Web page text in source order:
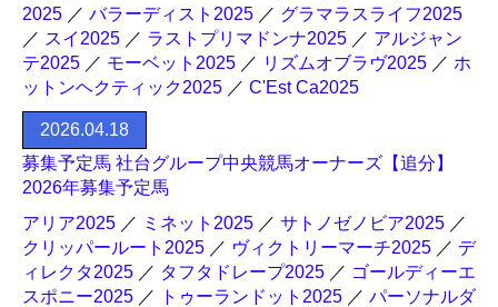
2025 ／ バラーディスト2025 ／ グラマラスライフ2025
／ スイ2025 ／ ラストプリマドンナ2025 ／ アルジャン
テ2025 ／ モーベット2025 ／ リズムオブラヴ2025 ／ ホ
ットンヘクティック2025 ／ C'Est Ca2025
2026.04.18
募集予定馬 社台グループ中央競馬オーナーズ【追分】
2026年募集予定馬
アリア2025 ／ ミネット2025 ／ サトノゼノビア2025 ／
クリッパールート2025 ／ ヴィクトリーマーチ2025 ／ デ
ィレクタ2025 ／ タフタドレープ2025 ／ ゴールディーエ
スポニー2025 ／ トゥーランドット2025 ／ パーソナルダ